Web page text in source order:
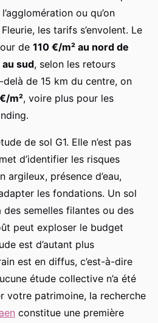
ou qu’on
les tarifs s’envolent. Le
de 110 €/m² au nord de
sud, selon les retours
de 15 km du centre, on
m², voire plus pour les
de sol G1. Elle n’est pas
d’identifier les risques
argileux, présence d’eau,
les fondations. Un sol
semelles filantes ou des
peut exploser le budget
est d’autant plus
est en diffus, c’est-à-dire
étude collective n’a été
votre patrimoine, la recherche
constitue une première